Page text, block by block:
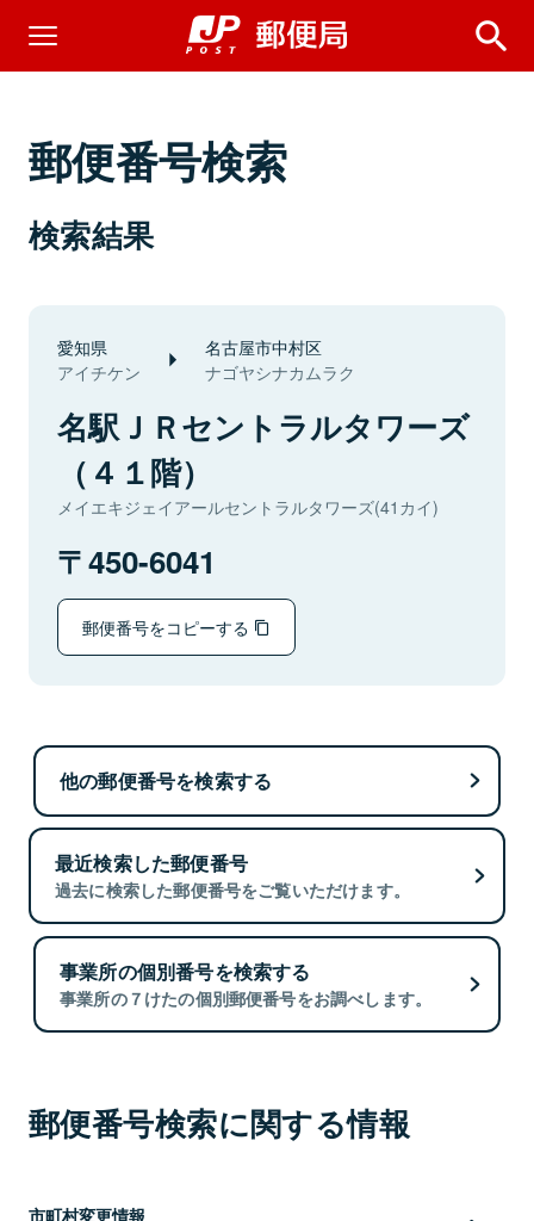
郵便番号検索
検索結果
愛知県
アイチケン
名古屋市中村区
ナゴヤシナカムラク
名駅ＪＲセントラルタワーズ
（４１階）
メイエキジェイアールセントラルタワーズ(41カイ)
450-6041
郵便番号をコピーする
他の郵便番号を検索する
最近検索した郵便番号
過去に検索した郵便番号をご覧いただけます。
事業所の個別番号を検索する
事業所の７けたの個別郵便番号をお調べします。
郵便番号検索に関する情報
市町村変更情報